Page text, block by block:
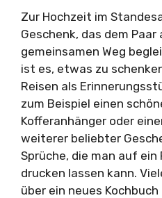
Zur Hochzeit im
Geschenk, das dem
gemeinsamen Weg
ist es, etwas zu
Reisen als
zum Beispiel einen
Kofferanhänger oder
weiterer beliebter
Sprüche, die man auf ein
drucken lassen kann.
über ein neues